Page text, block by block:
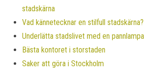
stadskärna
Vad kännetecknar en stilfull stadskärna?
Underlätta stadslivet med en pannlampa
Bästa kontoret i storstaden
Saker att göra i Stockholm